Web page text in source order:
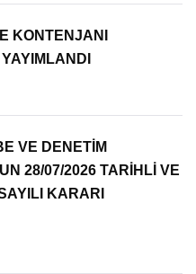
KONTENJANI
VE DENETİM
28/07/2026 TARİHLİ VE
KARARI